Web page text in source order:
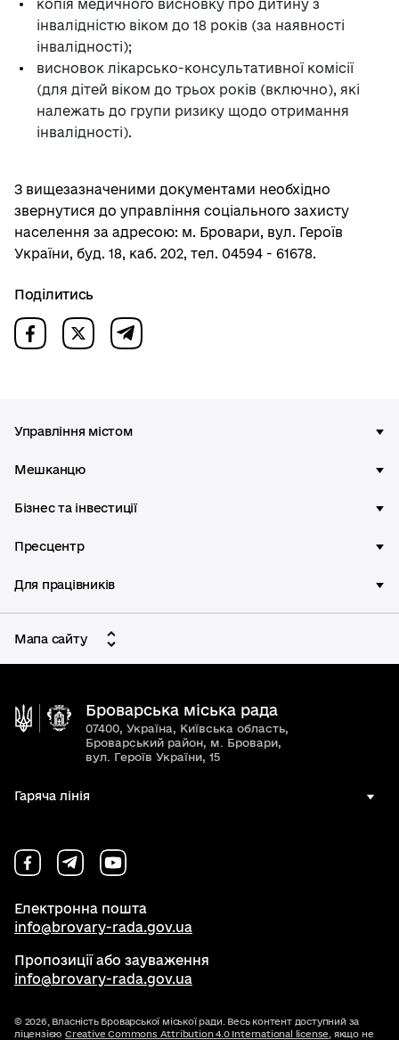
копія медичного висновку про дитину з
інвалідністю віком до 18 років (за наявності
інвалідності);
висновок лікарсько-консультативної комісії
(для дітей віком до трьох років (включно), які
належать до групи ризику щодо отримання
інвалідності).
З вищезазначеними документами необхідно
звернутися до управління соціального захисту
населення за адресою: м. Бровари, вул. Героїв
України, буд. 18, каб. 202, тел. 04594 - 61678.
Поділитись
Управління містом
Мешканцю
Бізнес та інвестиції
Пресцентр
Для працівників
Мапа сайту
Броварська міська рада
07400, Україна, Київська область,
Броварський район, м. Бровари,
вул. Героїв України, 15
Гаряча лінія
Електронна пошта
info@brovary-rada.gov.ua
Пропозиції або зауваження
info@brovary-rada.gov.ua
© 2026, Власність Броварської міської ради. Весь контент доступний за
ліцензією Creative Commons Attribution 4.0 International license , якщо не